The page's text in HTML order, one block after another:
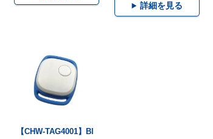
詳細を見る
【CHW-TAG4001】Bl